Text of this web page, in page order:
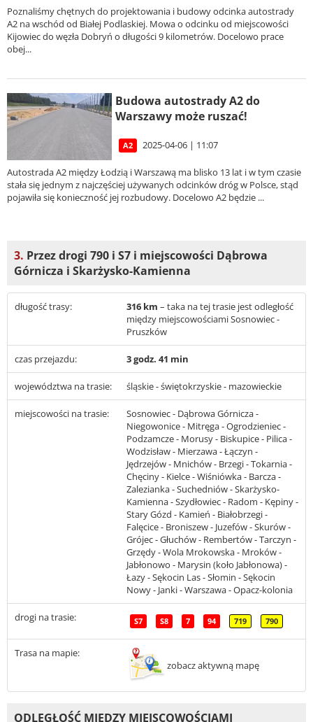
Poznaliśmy chętnych do projektowania i budowy odcinka autostrady
A2 na wschód od Białej Podlaskiej. Mowa o odcinku od miejscowości
Kijowiec do węzła Dobryń o długości 9 kilometrów. Docelowo prace
obej...
Budowa autostrady A2 do
Warszawy może ruszać!
A2 2025-04-06 | 11:07
Autostrada A2 między Łodzią i Warszawą ma blisko 13 lat i w tym czasie
stała się jednym z najczęściej używanych odcinków dróg w Polsce, stąd
pojawiła się konieczność jej rozbudowy. Docelowo A2 będzie ...
3. Przez drogi 790 i S7 i miejscowości Dąbrowa
Górnicza i Skarżysko-Kamienna
długość trasy: 316 km – taka na tej trasie jest odległość
między miejscowościami Sosnowiec -
Pruszków
czas przejazdu: 3 godz. 41 min
województwa na trasie: śląskie - świętokrzyskie - mazowieckie
miejscowości na trasie:
Sosnowiec - Dąbrowa Górnicza -
Niegowonice - Mitręga - Ogrodzieniec -
Podzamcze - Morusy - Biskupice - Pilica -
Wodzisław - Mierzawa - Łączyn -
Jędrzejów - Mnichów - Brzegi - Tokarnia -
Chęciny - Kielce - Wiśniówka - Barcza -
Zalezianka - Suchedniów - Skarżysko-
Kamienna - Szydłowiec - Radom - Kępiny -
Stary Gózd - Kamień - Białobrzegi -
Falęcice - Broniszew - Juzefów - Skurów -
Grójec - Głuchów - Rembertów - Tarczyn -
Grzędy - Wola Mrokowska - Mroków -
Jabłonowo - Marysin (koło Jabłonowa) -
Łazy - Sękocin Las - Słomin - Sękocin
Nowy - Janki - Warszawa - Opacz-kolonia
drogi na trasie: S7 S8 7 94 719 790
Trasa na mapie:
zobacz aktywną mapę
ODLEGŁOŚĆ MIĘDZY MIEJSCOWOŚCIAMI